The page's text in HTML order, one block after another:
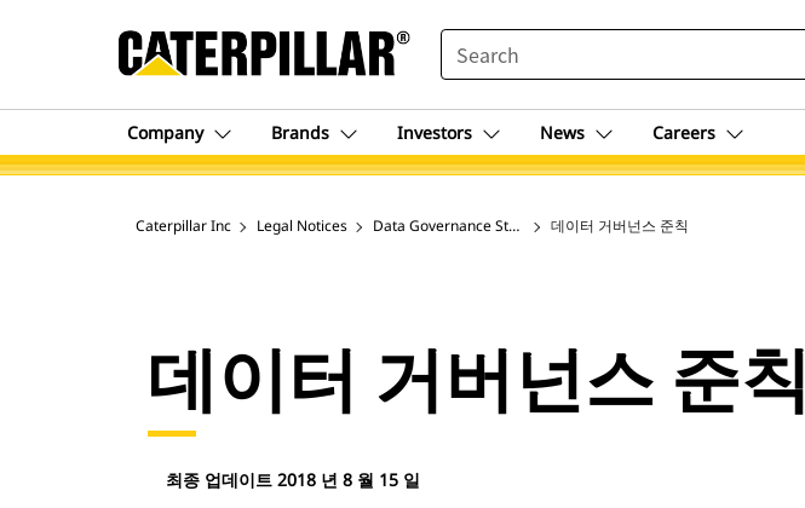
SEARCH
Company Brands Investors News Careers
Caterpillar Inc Legal Notices Data Governance Statement데이터 거버넌스 준칙
데이터 거버넌스 준칙
최종 업데이트 2018 년 8 월 15 일